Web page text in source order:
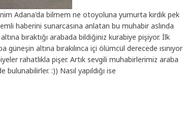
Adana'da bilmem ne otoyoluna yumurta kırdık pek
haberini sunarcasına anlatan bu muhabir aslında
bıraktığı arabada bildiğiniz kurabiye pişiyor. İlk
altına bırakılınca içi ölümcül derecede ısınıyor
rahatlıkla pişer. Artık sevgili muhabirlerimiz araba
:)) Nasıl yapıldığı ise